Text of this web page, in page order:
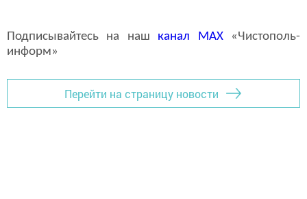
Подписывайтесь на наш канал MAX«Чистополь-
информ»
Перейти на страницу новости